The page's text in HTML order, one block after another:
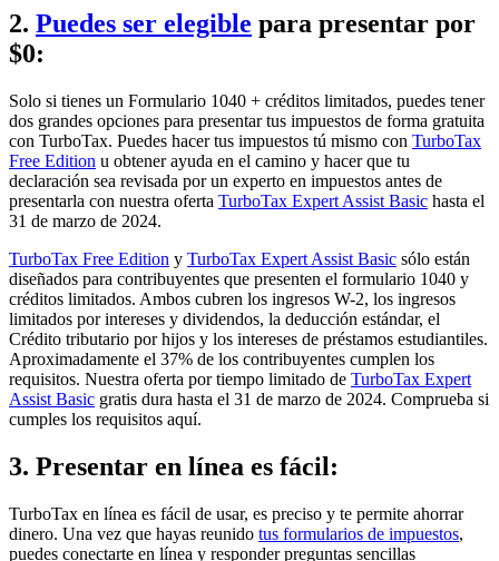
2. Puedes ser elegible para presentar por
$0:
Solo si tienes un Formulario 1040 + créditos limitados, puedes tener
dos grandes opciones para presentar tus impuestos de forma gratuita
con TurboTax. Puedes hacer tus impuestos tú mismo con TurboTax
Free Edition u obtener ayuda en el camino y hacer que tu
declaración sea revisada por un experto en impuestos antes de
presentarla con nuestra oferta TurboTax Expert Assist Basic hasta el
31 de marzo de 2024.
TurboTax Free Edition y TurboTax Expert Assist Basic sólo están
diseñados para contribuyentes que presenten el formulario 1040 y
créditos limitados. Ambos cubren los ingresos W-2, los ingresos
limitados por intereses y dividendos, la deducción estándar, el
Crédito tributario por hijos y los intereses de préstamos estudiantiles.
Aproximadamente el 37% de los contribuyentes cumplen los
requisitos. Nuestra oferta por tiempo limitado de TurboTax Expert
Assist Basic gratis dura hasta el 31 de marzo de 2024. Comprueba si
cumples los requisitos aquí.
3. Presentar en línea es fácil :
TurboTax en línea es fácil de usar, es preciso y te permite ahorrar
dinero. Una vez que hayas reunido tus formularios de impuestos,
puedes conectarte en línea y responder preguntas sencillas